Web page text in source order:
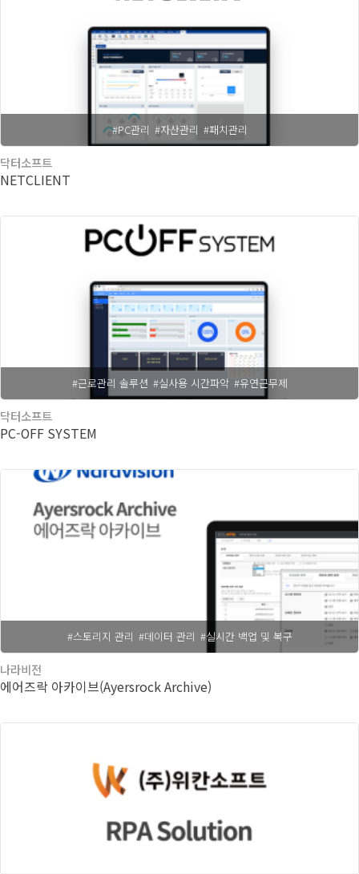
#PC관리 #자산관리 #패치관리
닥터소프트
NETCLIENT
#근로관리 솔루션 #실사용 시간파악 #유연근무제
닥터소프트
PC-OFF SYSTEM
#스토리지 관리 #데이터 관리 #실시간 백업 및 복구
나라비전
에어즈락 아카이브(Ayersrock Archive)